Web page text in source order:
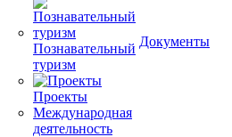
Познавательный
туризм
Проекты
Международная
деятельность
Документы